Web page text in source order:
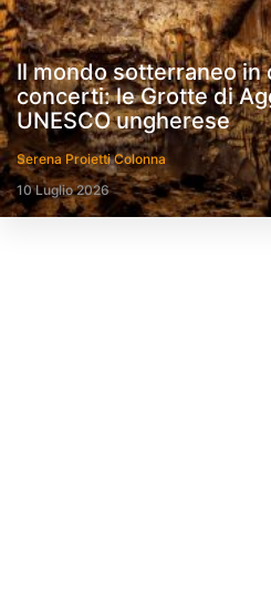
Il mondo sotterraneo in
concerti: le Grotte di
UNESCO ungherese
Serena Proietti Colonna
10 Luglio 2026